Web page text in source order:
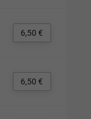
6,50 €
6,50 €